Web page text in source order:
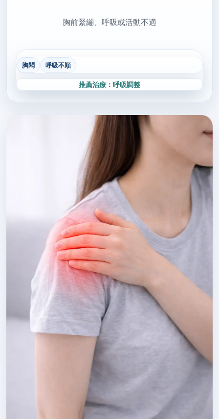
胸前緊繃、呼吸或活動不適
胸悶 呼吸不順
推薦治療：呼吸調整